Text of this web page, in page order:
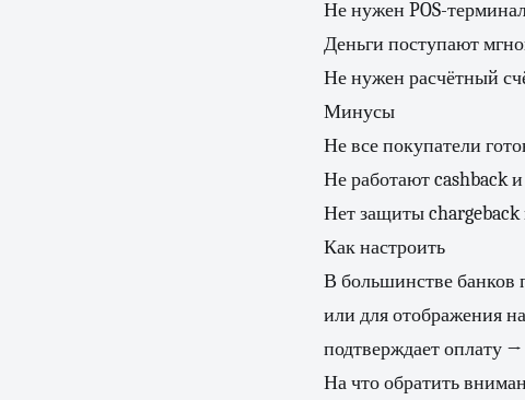
Не нужен POS-
Деньги поступают
Не нужен расчётный
Минусы
Не все покупатели
Не работают cashback
Нет защиты chargeback
Как настроить
В большинстве банков
или для отображения
подтверждает оплату →
На что обратить